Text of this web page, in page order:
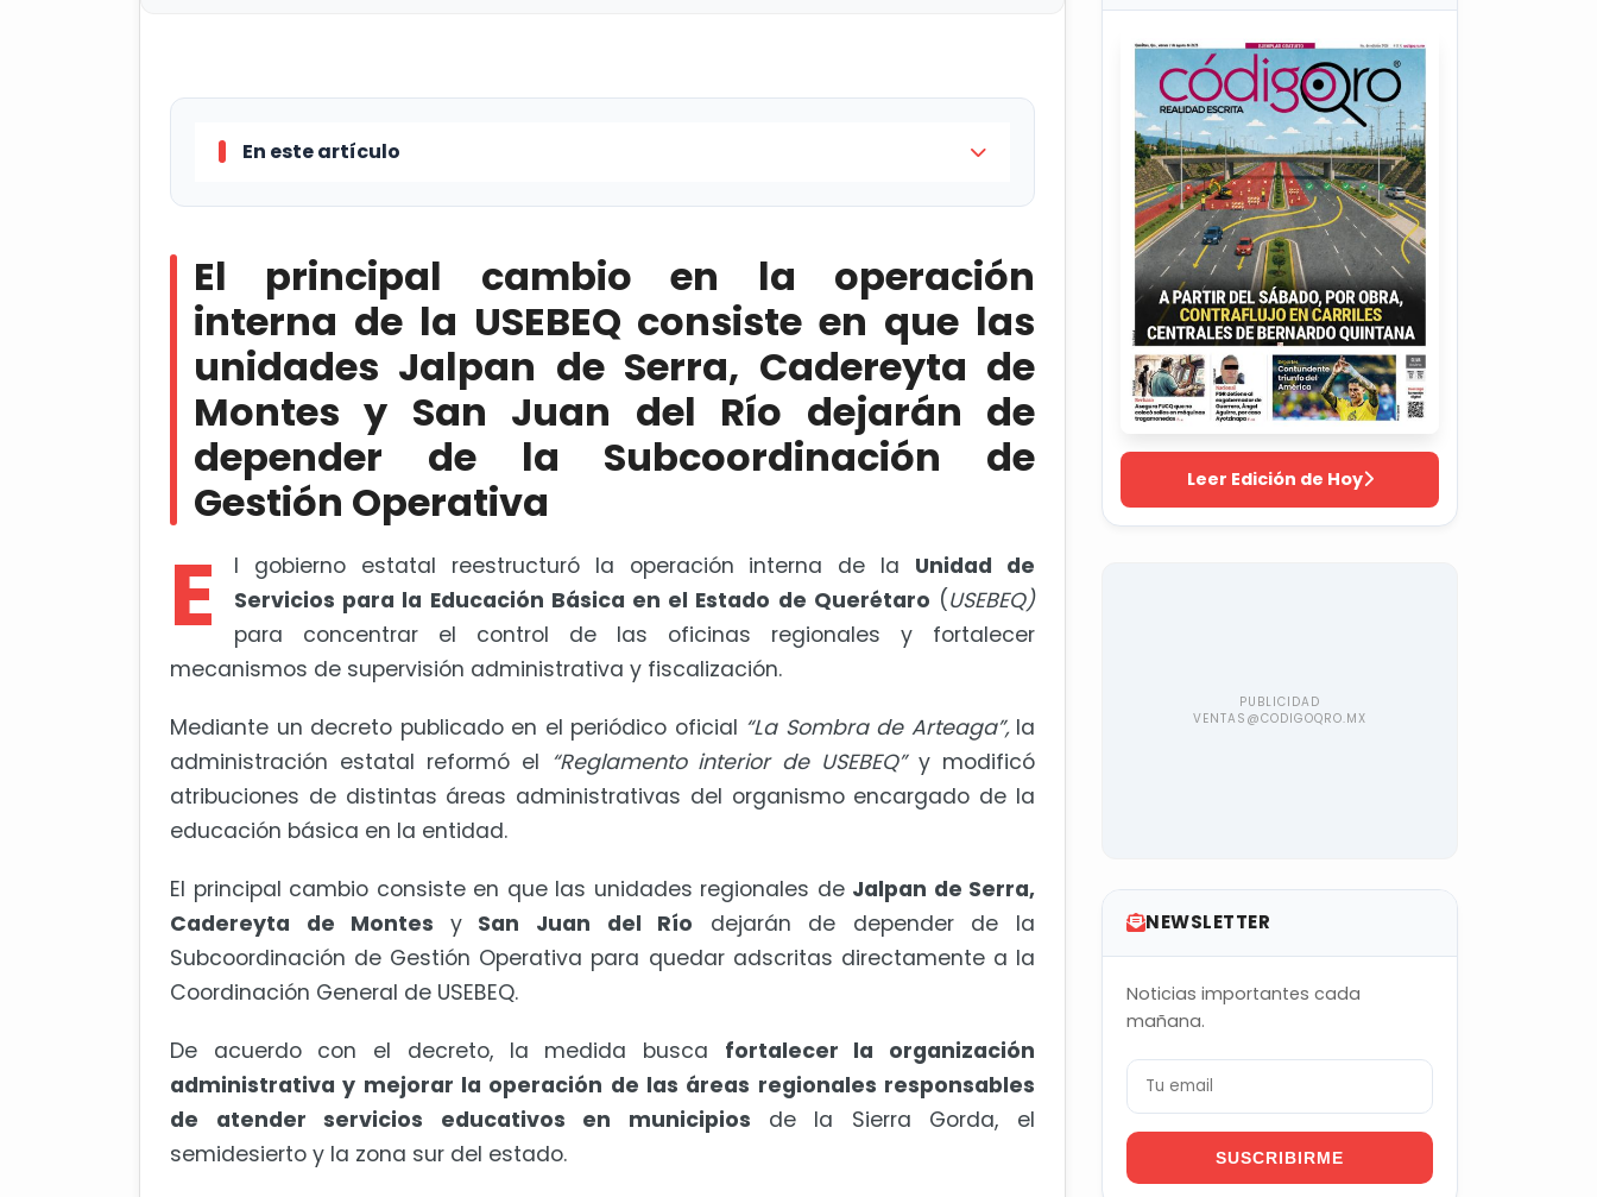
En este artículo
depender de la Subcoordinación de Gestión Operativa
Fin anticipado de clases pondría en aprietos a familias trabajadoras
El principal cambio en la operación
interna de la USEBEQ consiste en que las
unidades Jalpan de Serra, Cadereyta de
Montes y San Juan del Río dejarán de
depender de la Subcoordinación de
Gestión Operativa
E l gobierno estatal reestructuró la operación interna de la Unidad de
Servicios para la Educación Básica en el Estado de Querétaro (USEBEQ)
para concentrar el control de las oficinas regionales y fortalecer
mecanismos de supervisión administrativa y fiscalización.
Mediante un decreto publicado en el periódico oficial “La Sombra de Arteaga”, la
administración estatal reformó el “Reglamento interior de USEBEQ”y modificó
atribuciones de distintas áreas administrativas del organismo encargado de la
educación básica en la entidad.
El principal cambio consiste en que las unidades regionales de Jalpan de Serra,
Cadereyta de Montes ySan Juan del Río dejarán de depender de la
Subcoordinación de Gestión Operativa para quedar adscritas directamente a la
Coordinación General de USEBEQ.
De acuerdo con el decreto, la medida busca fortalecer la organización
administrativa y mejorar la operación de las áreas regionales responsables
de atender servicios educativos en municipios de la Sierra Gorda, el
semidesierto y la zona sur del estado.
Leer Edición de Hoy
NEWSLETTER
Noticias importantes cada
mañana.
SUSCRIBIRME